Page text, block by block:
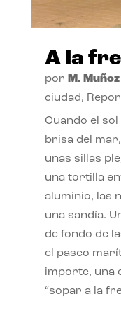
A la
por M.
ciudad,
Cuando el sol
brisa del
unas sillas
una tortilla
aluminio, las
una sandía.
de fondo de
el paseo
importe, una
“sopar a la